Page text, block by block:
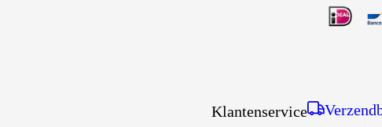
Klantenservice